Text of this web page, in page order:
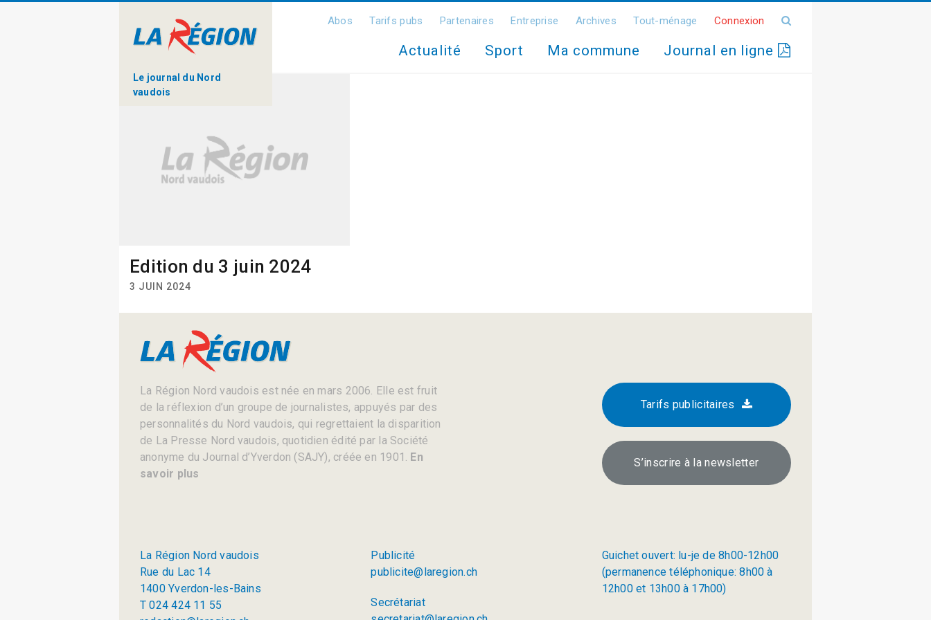
Le journal du Nord
vaudois
Abos Tarifs pubs Partenaires Entreprise Archives Tout-ménage Connexion
Actualité Sport Ma commune Journal en ligne
Edition du 3 juin 2024
3 JUIN 2024
La Région Nord vaudois est née en mars 2006. Elle est fruit
de la réflexion d’un groupe de journalistes, appuyés par des
personnalités du Nord vaudois, qui regrettaient la disparition
de La Presse Nord vaudois, quotidien édité par la Société
anonyme du Journal d’Yverdon (SAJY), créée en 1901. En
savoir plus
Tarifs publicitaires
S’inscrire à la newsletter
La Région Nord vaudois
Rue du Lac 14
1400 Yverdon-les-Bains
T 024 424 11 55
Publicité
publicite@laregion.ch
Secrétariat
Guichet ouvert: lu-je de 8h00-12h00
(permanence téléphonique: 8h00 à
12h00 et 13h00 à 17h00)